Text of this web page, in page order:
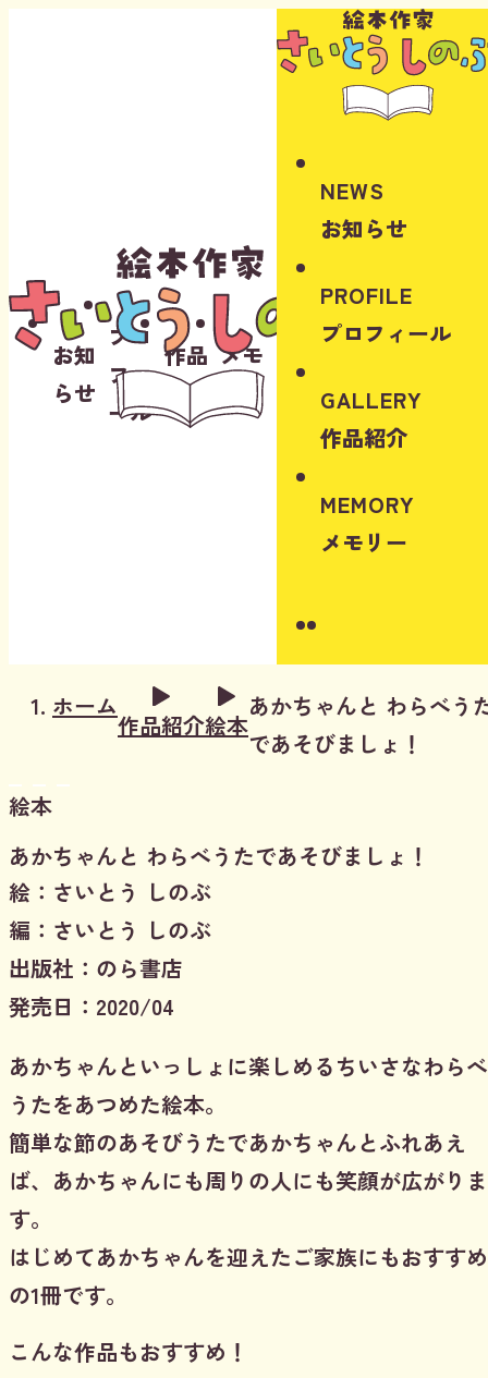
お知
らせ
プロ
フィ
ール
作品
紹介
メモ
リー
NEWS
お知らせ
PROFILE
プロフィール
GALLERY
作品紹介
MEMORY
メモリー
ホーム
作品紹介絵本
あかちゃんと わらべう
であそびましょ！
絵本
あかちゃんと わらべうたであそびましょ！
絵：さいとう しのぶ
編：さいとう しのぶ
出版社：のら書店
発売日：2020/04
あかちゃんといっしょに楽しめるちいさなわらべ
うたをあつめた絵本。
簡単な節のあそびうたであかちゃんとふれあえ
ば、あかちゃんにも周りの人にも笑顔が広がりま
す。
はじめてあかちゃんを迎えたご家族にもおすすめ
の1冊です。
こんな作品もおすすめ！